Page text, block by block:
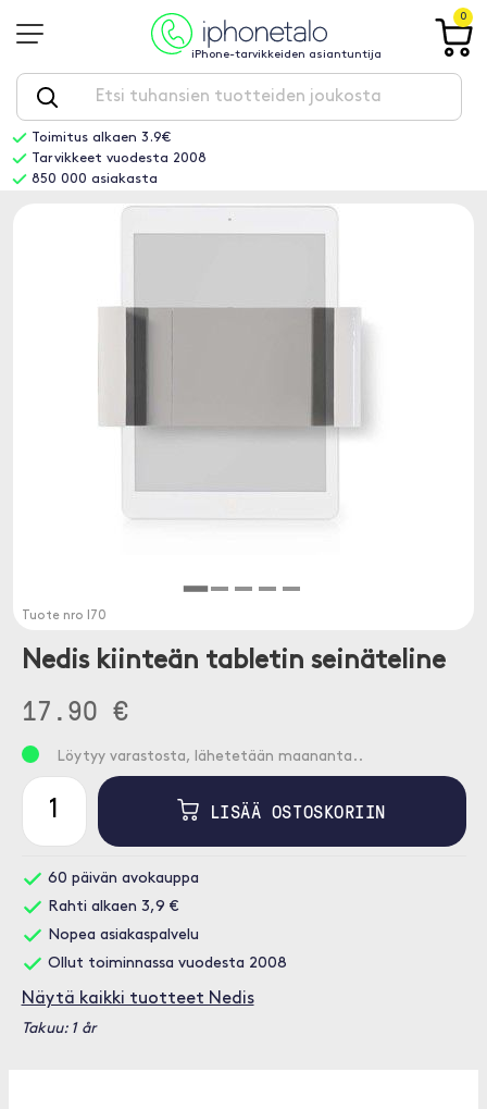
iPhone-tarvikkeiden asiantuntija
0
Toimitus alkaen 3.9€
Tarvikkeet vuodesta 2008
850 000 asiakasta
Tuote nro I70
Nedis kiinteän tabletin seinäteline
17.90 €
Löytyy varastosta, lähetetään maananta..
LISÄÄ OSTOSKORIIN
60 päivän avokauppa
Rahti alkaen 3,9 €
Nopea asiakaspalvelu
Ollut toiminnassa vuodesta 2008
Näytä kaikki tuotteet Nedis
Takuu: 1 år